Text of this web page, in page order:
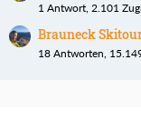
1 Antwort, 2.101
Brauneck
18 Antworten,